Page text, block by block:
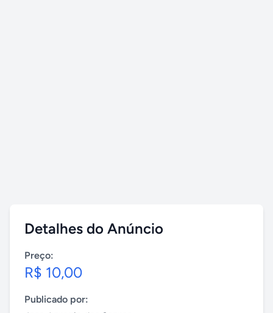
Detalhes do Anúncio
Preço:
R$ 10,00
Publicado por: